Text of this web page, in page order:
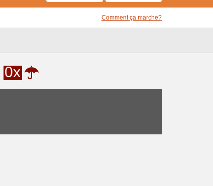
Comment ça marche?
0x